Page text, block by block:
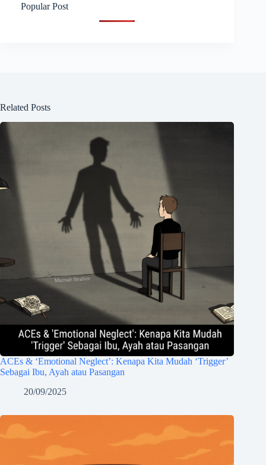
Popular Post
Related Posts
ACEs & ‘Emotional Neglect’: Kenapa Kita Mudah ‘Trigger’
Sebagai Ibu, Ayah atau Pasangan
20/09/2025